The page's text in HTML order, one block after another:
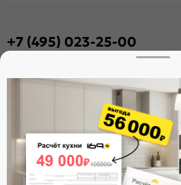
+7 (495) 023-25-00
Стать дилером
Поделиться
Оцените магазин